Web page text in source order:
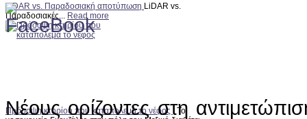
LiDAR vs. Παραδοσιακή αποτύπωση LiDAR vs.
Παραδοσιακές... Read more
Πρόσοψη κτηρίου που καταπολεμά το νέφος Το
Νέους ορίζοντες στη